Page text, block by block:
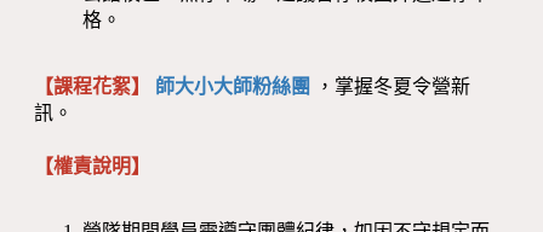
格。
【課程花絮】 師大小大師粉絲團
，掌握冬夏令營新
訊。
【權責說明】